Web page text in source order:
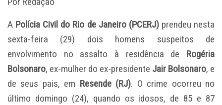
A Polícia Civil do Rio de Janeiro (PCERJ)prendeu nesta
sexta-feira (29) dois homens suspeitos de
envolvimento no assalto à residência de Rogéria
Bolsonaro, ex-mulher do ex-presidente Jair Bolsonaro, e
de seus pais, em Resende (RJ). O crime ocorreu no
último domingo (24), quando os idosos, de 85 e 87